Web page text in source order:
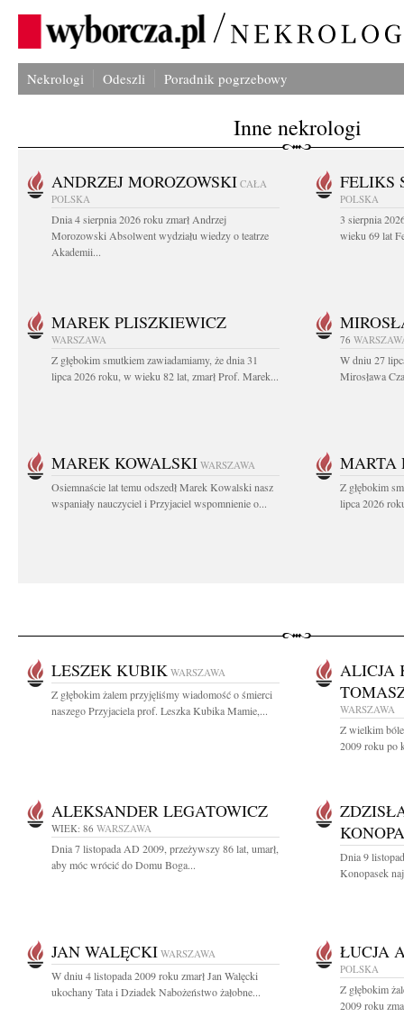
Nekrologi Odeszli Poradnik pogrzebowy
Inne nekrologi
ANDRZEJ MOROZOWSKI CAŁA
POLSKA
Dnia 4 sierpnia 2026 roku zmarł Andrzej
Morozowski Absolwent wydziału wiedzy o teatrze
Akademii...
FELIKS
POLSKA
3 sierpnia
wieku 69 lat
MAREK PLISZKIEWICZ
WARSZAWA
Z głębokim smutkiem zawiadamiamy, że dnia 31
lipca 2026 roku, w wieku 82 lat, zmarł Prof. Marek...
76
W dniu 27
Mirosława
MAREK KOWALSKI WARSZAWA
Osiemnaście lat temu odszedł Marek Kowalski nasz
wspaniały nauczyciel i Przyjaciel wspomnienie o...
MARTA
Z głębokim
lipca 2026
LESZEK KUBIK WARSZAWA
Z głębokim żalem przyjęliśmy wiadomość o śmierci
naszego Przyjaciela prof. Leszka Kubika Mamie,...
ALICJA
WARSZAWA
Z wielkim
2009 roku po
ALEKSANDER LEGATOWICZ
WIEK: 86 WARSZAWA
Dnia 7 listopada AD 2009, przeżywszy 86 lat, umarł,
aby móc wrócić do Domu Boga...
Dnia 9
Konopasek
JAN WALĘCKI WARSZAWA
W dniu 4 listopada 2009 roku zmarł Jan Walęcki
ukochany Tata i Dziadek Nabożeństwo żałobne...
ŁUCJA
POLSKA
Z głębokim
2009 roku